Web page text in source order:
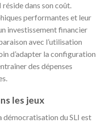
dans son coût.
performantes et leur
investissement financier
avec l’utilisation
d’adapter la configuration
des dépenses
les jeux
démocratisation du SLI est